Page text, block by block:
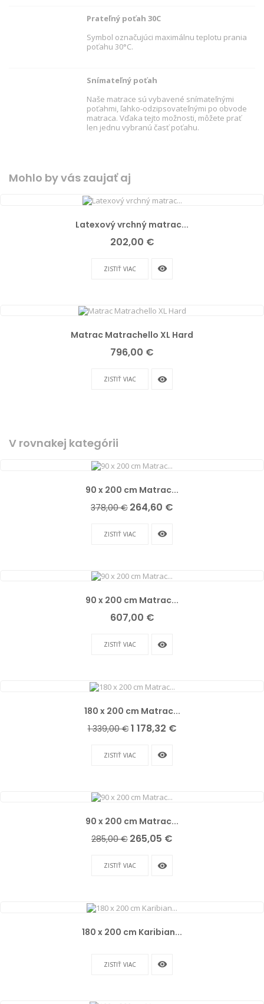
Prateľný poťah 30C
Symbol označujúci maximálnu teplotu prania
poťahu 30°C.
Snímateľný poťah
Naše matrace sú vybavené snímateľnými
poťahmi, ľahko-odzipsovateľnými po obvode
matraca. Vďaka tejto možnosti, môžete prať
len jednu vybranú časť poťahu.
Mohlo by vás zaujať aj
Latexový vrchný matrac...
Cena
202,00 €
ZISTIŤ VIAC remove_red_eye
Matrac Matrachello XL Hard
Cena
796,00 €
ZISTIŤ VIAC remove_red_eye
V rovnakej kategórii
90 x 200 cm Matrac...
Základná
cena
378,00 € Cena
264,60 €
ZISTIŤ VIAC remove_red_eye
90 x 200 cm Matrac...
Cena
607,00 €
ZISTIŤ VIAC remove_red_eye
180 x 200 cm Matrac...
Základná
1 339,00 €Cena
1 178,32 €
ZISTIŤ VIAC remove_red_eye
90 x 200 cm Matrac...
Základná
cena
285,00 € Cena
265,05 €
ZISTIŤ VIAC remove_red_eye
180 x 200 cm Karibian...
ZISTIŤ VIAC remove_red_eye